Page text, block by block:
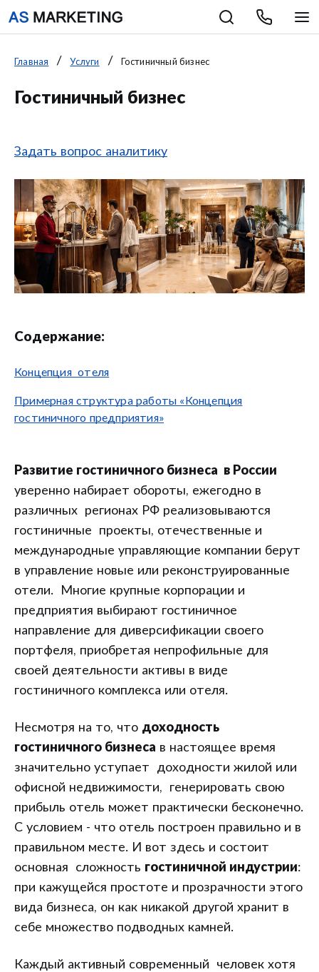
Главная Услуги Гостиничный бизнес
Гостиничный бизнес
Задать вопрос аналитику
Содержание:
Концепция отеля
Примерная структура работы «Концепция
гостиничного предприятия»
Развитие гостиничного бизнеса в России
уверенно набирает обороты, ежегодно в
различных регионах РФ реализовываются
гостиничные проекты, отечественные и
международные управляющие компании берут
в управление новые или реконструированные
отели. Многие крупные корпорации и
предприятия выбирают гостиничное
направление для диверсификации своего
портфеля, приобретая непрофильные для
своей деятельности активы в виде
гостиничного комплекса или отеля.
Несмотря на то, что доходность
гостиничного бизнеса в настоящее время
значительно уступает доходности жилой или
офисной недвижимости, генерировать свою
прибыль отель может практически бесконечно.
С условием - что отель построен правильно и в
правильном месте. И вот здесь и состоит
основная сложность гостиничной индустрии:
при кажущейся простоте и прозрачности этого
вида бизнеса, он как никакой другой хранит в
себе множество подводных камней.
Каждый активный современный человек хотя